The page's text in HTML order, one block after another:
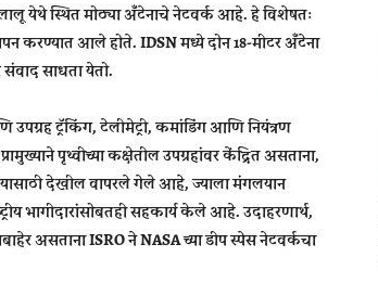
येथे स्थित मोठ्या अँटेनाचे नेटवर्क आहे. हे विशेषतः
करण्यात आले होते. IDSN मध्ये दोन 18-मीटर अँटेना
साधता येतो.
ट्रॅकिंग, टेलीमेट्री, कमांडिंग आणि नियंत्रण
पृथ्वीच्या कक्षेतील उपग्रहांवर केंद्रित असताना,
देखील वापरले गेले आहे, ज्याला मंगलयान
भागीदारांसोबतही सहकार्य केले आहे. उदाहरणार्थ,
असताना ISRO ने NASA च्या डीप स्पेस नेटवर्कचा